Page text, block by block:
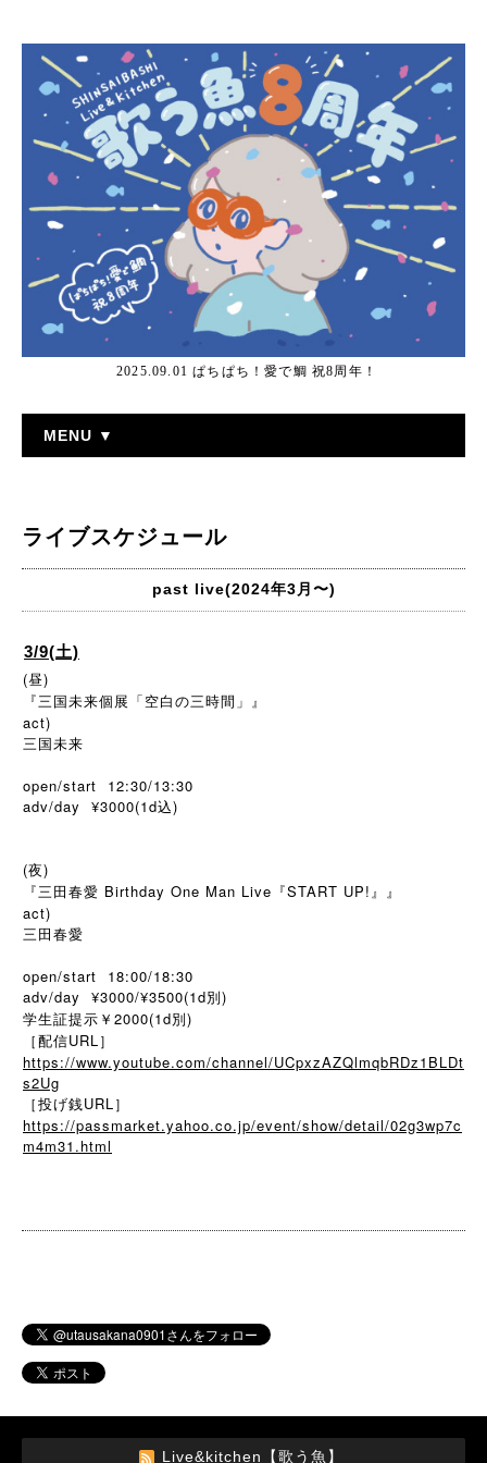
2025.09.01 ぱちぱち！愛で鯛 祝8周年！
MENU ▼
ライブスケジュール
past live(2024年3月〜)
3/9(土)
(昼)
『三国未来個展「空白の三時間」』
act)
三国未来
open/start 12:30/13:30
adv/day ¥3000(1d込)
(夜)
『三田春愛 Birthday One Man Live『START UP!』』
act)
三田春愛
open/start 18:00/18:30
adv/day ¥3000/¥3500(1d別)
学生証提示￥2000(1d別)
［配信URL］
https://www.youtube.com/channel/UCpxzAZQlmqbRDz1BLDt
s2Ug
［投げ銭URL］
https://passmarket.yahoo.co.jp/event/show/detail/02g3wp7c
m4m31.html
Live&kitchen【歌う魚】